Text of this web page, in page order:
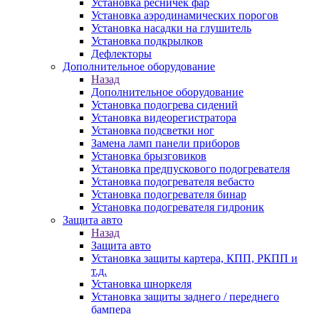
Установка ресничек фар
Установка аэродинамических порогов
Установка насадки на глушитель
Установка подкрылков
Дефлекторы
Дополнительное оборудование
Назад
Дополнительное оборудование
Установка подогрева сидений
Установка видеорегистратора
Установка подсветки ног
Замена ламп панели приборов
Установка брызговиков
Установка предпускового подогревателя
Установка подогревателя вебасто
Установка подогревателя бинар
Установка подогревателя гидроник
Защита авто
Назад
Защита авто
Установка защиты картера, КПП, РКПП и
т.д.
Установка шноркеля
Установка защиты заднего / переднего
бампера